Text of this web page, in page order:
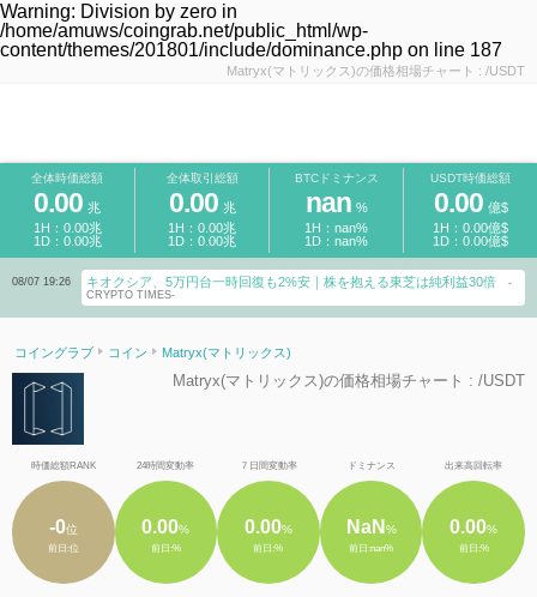
Warning: Division by zero in
/home/amuws/coingrab.net/public_html/wp-
content/themes/201801/include/dominance.php on line 187
Matryx(マトリックス)の価格相場チャート : /USDT
全体時価総額 全体取引総額 BTCドミナンス USDT時価総額
0.00 兆
1H：0.00兆
1D：0.00兆
0.00 兆
1H：0.00兆
1D：0.00兆
nan %
1H：nan%
1D：nan%
0.00 億$
1H：0.00億$
1D：0.00億$
08/07 19:26 キオクシア、5万円台一時回復も2%安｜株を抱える東芝は純利益30倍
-
CRYPTO TIMES-
コイングラブ コイン Matryx(マトリックス)
Matryx(マトリックス)の価格相場チャート : /USDT
時価総額RANK
-0位
前日:位
24時間変動率
0.00%
前日:%
７日間変動率
0.00%
前日:%
ドミナンス
NaN %
前日:nan%
出来高回転率
0.00%
前日:%